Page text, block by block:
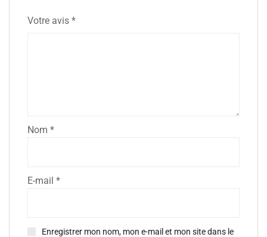
Votre avis *
Nom *
E-mail *
Enregistrer mon nom, mon e-mail et mon site dans le